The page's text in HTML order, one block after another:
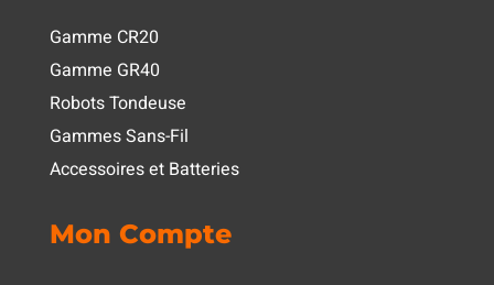
Gamme CR20
Gamme GR40
Robots Tondeuse
Gammes Sans-Fil
Accessoires et Batteries
Mon Compte